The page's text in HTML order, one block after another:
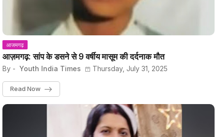
आजमगढ़
आज़मगढ़: सांप के डसने से 9 वर्षीय मासूम की दर्दनाक मौत
By - Youth India Times Thursday, July 31, 2025
Read Now